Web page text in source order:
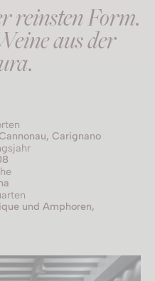
reinsten Form.
aus der
Carignano
und Amphoren,